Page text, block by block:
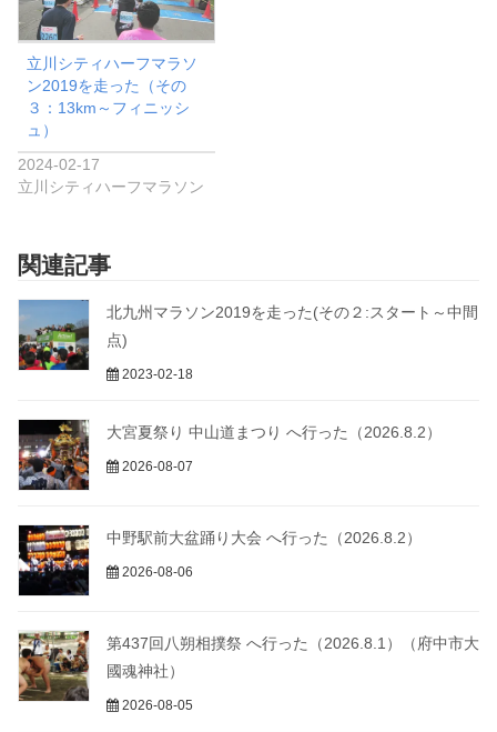
立川シティハーフマラソ
ン2019を走った（その
３：13km～フィニッシ
ュ）
2024-02-17
立川シティハーフマラソン
関連記事
北九州マラソン2019を走った(その２:スタート～中間
点)
2023-02-18
大宮夏祭り 中山道まつり へ行った（2026.8.2）
2026-08-07
中野駅前大盆踊り大会 へ行った（2026.8.2）
2026-08-06
第437回八朔相撲祭 へ行った（2026.8.1）（府中市大
國魂神社）
2026-08-05